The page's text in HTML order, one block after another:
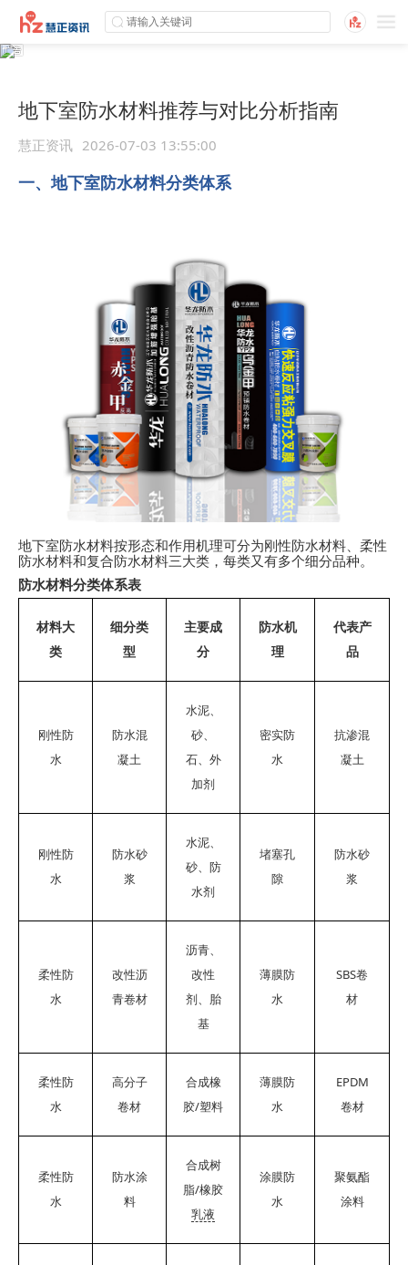
地下室防水材料推荐与对比分析指南
慧正资讯 2026-07-03 13:55:00
一、地下室防水材料分类体系
地下室防水材料按形态和作用机理可分为刚性防水材料、柔性
防水材料和复合防水材料三大类，每类又有多个细分品种。
防水材料分类体系表
材料大
类
细分类
型
主要成
分
防水机
理
代表产
品
刚性防
水
防水混
凝土
水泥、
砂、
石、外
加剂
密实防
水
抗渗混
凝土
刚性防
水
防水砂
浆
水泥、
砂、防
水剂
堵塞孔
隙
防水砂
浆
柔性防
水
改性沥
青卷材
沥青、
改性
剂、胎
基
薄膜防
水
SBS卷
材
柔性防
水
高分子
卷材
合成橡
胶/塑料
薄膜防
水
EPDM
卷材
柔性防
水
防水涂
料
合成树
脂/橡胶
乳液
涂膜防
水
聚氨酯
涂料